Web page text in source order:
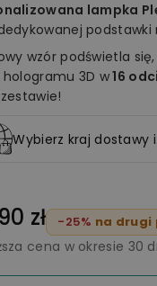
lampka
podstawki
wzór podświetla
3D w16
Wybierz kraj dostawy
zł -25% na drugi
cena w okresie 30